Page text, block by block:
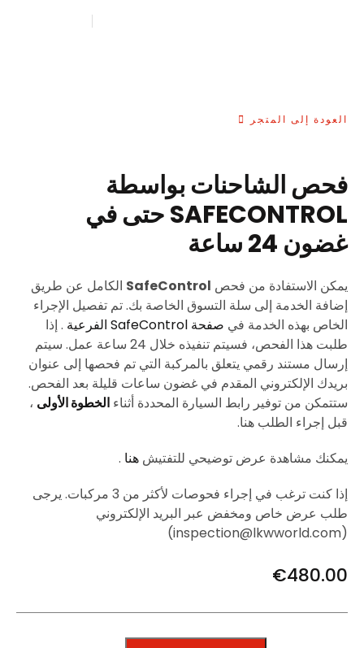
العودة إلى المتجر
فحص الشاحنات بواسطة
SAFECONTROL حتى في
غضون 24 ساعة
يمكن الاستفادة من فحص SafeControlالكامل عن طريق
إضافة الخدمة إلى سلة التسوق الخاصة بك. تم تفصيل الإجراء
الخاص بهذه الخدمة في صفحة SafeControl الفرعية
. إذا
طلبت هذا الفحص، فسيتم تنفيذه خلال 24 ساعة عمل. سيتم
إرسال مستند رقمي يتعلق بالمركبة التي تم فحصها إلى عنوان
بريدك الإلكتروني المقدم في غضون ساعات قليلة بعد الفحص.
ستتمكن من توفير رابط السيارة المحددة أثناء الخطوة الأولى،
قبل إجراء الطلب هنا.
يمكنك مشاهدة عرض توضيحي للتفتيش هنا.
إذا كنت ترغب في إجراء فحوصات لأكثر من 3 مركبات. يرجى
طلب عرض خاص ومخفض عبر البريد الإلكتروني
(inspection@lkwworld.com)
€480.00